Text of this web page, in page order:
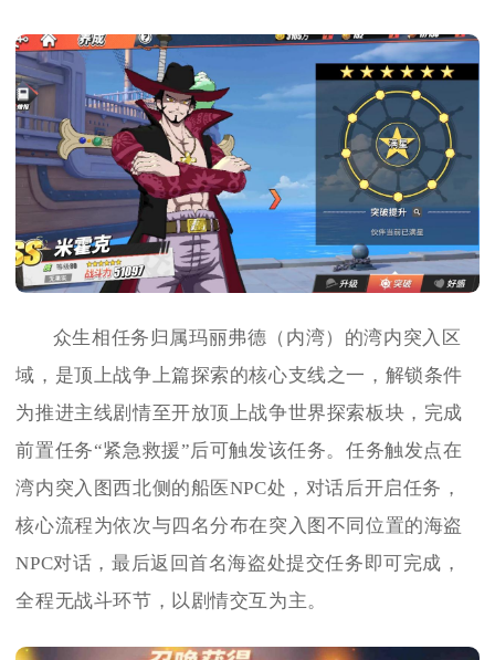
众生相任务归属玛丽弗德（内湾）的湾内突入区
域，是顶上战争上篇探索的核心支线之一，解锁条件
为推进主线剧情至开放顶上战争世界探索板块，完成
前置任务“紧急救援”后可触发该任务。任务触发点在
湾内突入图西北侧的船医NPC处，对话后开启任务，
核心流程为依次与四名分布在突入图不同位置的海盗
NPC对话，最后返回首名海盗处提交任务即可完成，
全程无战斗环节，以剧情交互为主。